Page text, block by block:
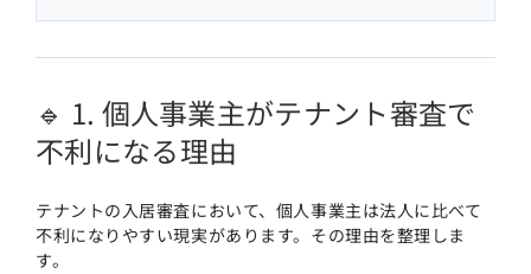
🔹 1. 個人事業主がテナント審査で
不利になる理由
テナントの入居審査において、個人事業主は法人に比べて
不利になりやすい現実があります。その理由を整理しま
す。